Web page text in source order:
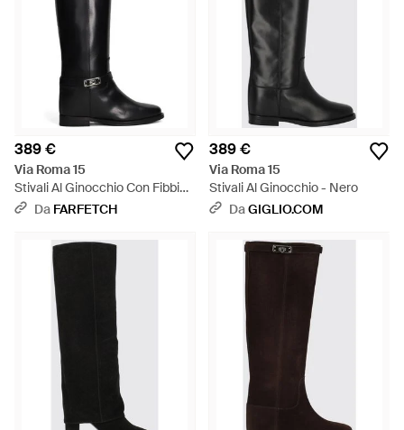
389 €
Via Roma 15
Stivali Al Ginocchio Con Fibbia -
NeroDa FARFETCH
389 €
Via Roma 15
Stivali Al Ginocchio - Nero
DaGIGLIO.COM